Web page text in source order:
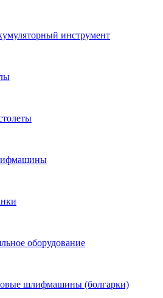
инструмент
оборудование
шлифмашины (болгарки)